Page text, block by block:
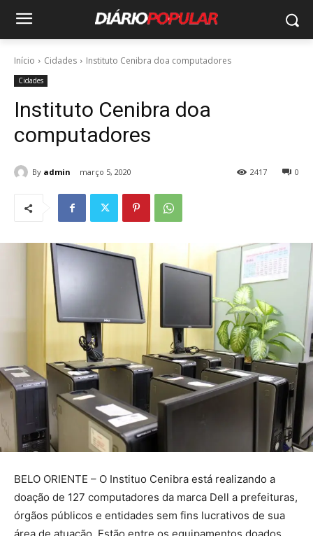
Início Cidades Instituto Cenibra doa computadores
Cidades
Instituto Cenibra doa
computadores
By admin março 5, 2020 0
2417
BELO ORIENTE – O Instituo Cenibra está realizando a
doação de 127 computadores da marca Dell a prefeituras,
órgãos públicos e entidades sem fins lucrativos de sua